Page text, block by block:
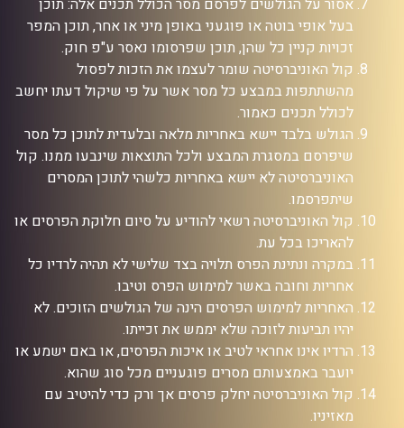
אסור על הגולשים לפרסם מסר הכולל תכנים אלה: תוכן
בעל אופי בוטה או פוגעני באופן מיני או אחר, תוכן המפר
זכויות קניין כל שהן, תוכן שפרסומו נאסר ע"פ חוק.
קול האוניברסיטה שומר לעצמו את הזכות לפסול
מהשתתפות במבצע כל מסר אשר על פי שיקול דעתו יחשב
לכולל תכנים כאמור.
הגולש בלבד יישא באחריות מלאה ובלעדית לתוכן כל מסר
שיפרסם במסגרת המבצע ולכל התוצאות שינבעו ממנו. קול
האוניברסיטה לא יישא באחריות כלשהי לתוכן המסרים
שיתפרסמו.
קול האוניברסיטה רשאי להודיע על סיום חלוקת הפרסים או
להאריכו בכל עת.
במקרה ונתינת הפרס תלויה בצד שלישי לא תהיה לרדיו כל
אחריות וחובה באשר למימוש הפרס וטיבו.
האחריות למימוש הפרסים הינה של הגולשים הזוכים. לא
יהיו תביעות לזוכה שלא יממש את זכייתו.
הרדיו אינו אחראי לטיב או איכות הפרסים, או באם ישמע או
יועבר באמצעותם מסרים פוגעניים מכל סוג שהוא.
קול האוניברסיטה יחלק פרסים אך ורק כדי להיטיב עם
מאזיניו.